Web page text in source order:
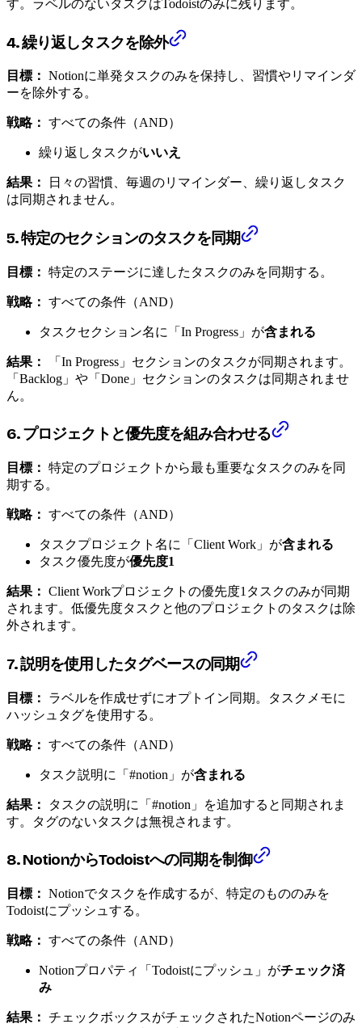
す。ラベルのないタスクはTodoistのみに残ります。
4. 繰り返しタスクを除外
目標： Notionに単発タスクのみを保持し、習慣やリマインダ
ーを除外する。
戦略： すべての条件（AND）
繰り返しタスクがいいえ
結果：
日々の習慣、毎週のリマインダー、繰り返しタスク
は同期されません。
5. 特定のセクションのタスクを同期
目標： 特定のステージに達したタスクのみを同期する。
戦略： すべての条件（AND）
タスクセクション名に「In Progress」が含まれる
結果：
「In Progress」セクションのタスクが同期されます。
「Backlog」や「Done」セクションのタスクは同期されませ
ん。
6. プロジェクトと優先度を組み合わせる
目標： 特定のプロジェクトから最も重要なタスクのみを同
期する。
戦略： すべての条件（AND）
タスクプロジェクト名に「Client Work」が含まれる
タスク優先度が優先度1
結果： Client Workプロジェクトの優先度1タスクのみが同期
されます。低優先度タスクと他のプロジェクトのタスクは除
外されます。
7. 説明を使用したタグベースの同期
目標：
ラベルを作成せずにオプトイン同期。タスクメモに
ハッシュタグを使用する。
戦略： すべての条件（AND）
タスク説明に「#notion」が含まれる
結果：
タスクの説明に「#notion」を追加すると同期されま
す。タグのないタスクは無視されます。
8. NotionからTodoistへの同期を制御
目標： Notionでタスクを作成するが、特定のもののみを
Todoistにプッシュする。
戦略： すべての条件（AND）
Notionプロパティ「Todoistにプッシュ」がチェック済
み
結果： チェックボックスがチェックされたNotionページのみ